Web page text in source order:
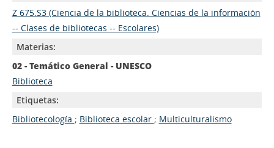
Z 675.S3 (Ciencia de la biblioteca. Ciencias de la información
-- Clases de bibliotecas -- Escolares)
Materias:
02 - Temático General - UNESCO
Biblioteca
Etiquetas:
Bibliotecología ; Biblioteca escolar ; Multiculturalismo